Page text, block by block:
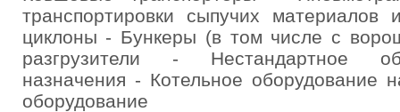
транспортировки сыпучих
циклоны - Бункеры (в том числе с
разгрузители - Нестандартное
назначения - Котельное оборудование
оборудование